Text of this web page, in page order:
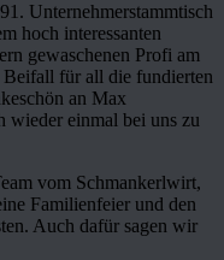
Unternehmerstammtisch
hoch interessanten
gewaschenen Profi am
Beifall für all die fundierten
an Max
wieder einmal bei uns zu
vom Schmankerlwirt,
Familienfeier und den
Auch dafür sagen wir